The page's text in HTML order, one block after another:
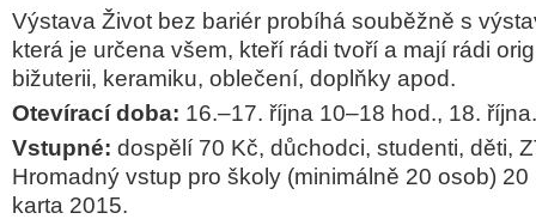
Výstava Život bez bariér probíhá souběžně s
která je určena všem, kteří rádi tvoří a mají rádi
bižuterii, keramiku, oblečení, doplňky apod.
Otevírací doba: 16.–17. října 10–18 hod., 18.
Vstupné: dospělí 70 Kč, důchodci, studenti, děti,
Hromadný vstup pro školy (minimálně 20 osob) 20
karta 2015.